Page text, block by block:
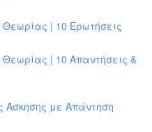
| 10 Ερωτήσεις
| 10 Απαντήσεις &
Άσκησης με Απάντηση